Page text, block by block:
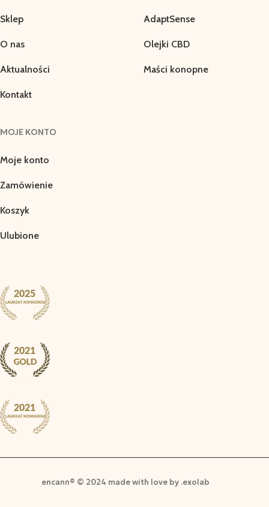
Sklep
O nas
Aktualności
Kontakt
AdaptSense
Olejki CBD
Maści konopne
MOJE KONTO
Moje konto
Zamówienie
Koszyk
Ulubione
encann® © 2024 made with love by .exolab